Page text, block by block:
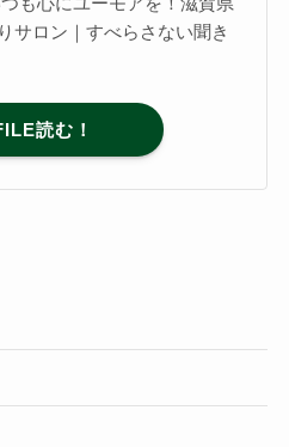
サロン｜すべらさない聞き
読む！